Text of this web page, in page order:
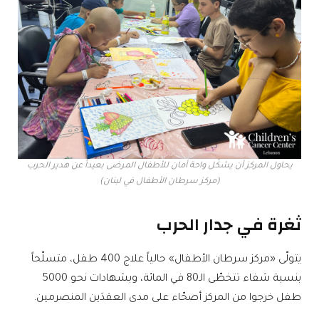
يحاول المركز أن يشكّل واحة أمان للأطفال المرضى بعيداً عن هدير الحرب
(مركز سرطان الأطفال في لبنان)
ثغرة في جدار الحرب
يتولّى «مركز سرطان الأطفال» حالياً علاج 400 طفل، متسلّحاً
بنسبة شفاء تتخطّى الـ80 في المائة، وبشهادات نحو 5000
طفل خرجوا من المركز أصحّاء على مدى العقدَين المنصرمين.